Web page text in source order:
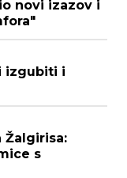
novi izazov i
izgubiti i
Žalgirisa:
s